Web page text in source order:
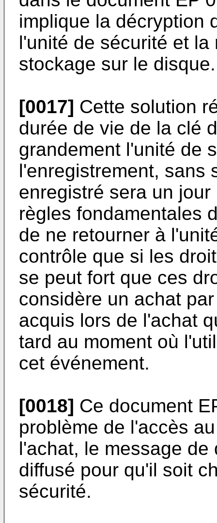
implique la décryption
l'unité de sécurité et
stockage sur le disque.
[0017] Cette solution
durée de vie de la clé
grandement l'unité de
l'enregistrement, sans
enregistré sera un
règles fondamentales
de ne retourner à
contrôle que si les
se peut fort que ces
considère un achat
acquis lors de l'achat
tard au moment où
cet événement.
[0018] Ce document
problème de l'accès
l'achat, le message
diffusé pour qu'il soit
sécurité.